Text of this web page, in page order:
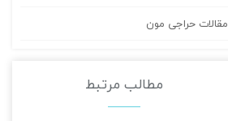
مقالات حراجی مون
مطالب مرتبط